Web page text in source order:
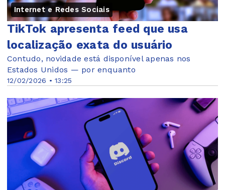
Internet e Redes Sociais
12/02/2026 • 13:25
TikTok apresenta feed que usa
localização exata do usuário
Contudo, novidade está disponível apenas nos
Estados Unidos — por enquanto